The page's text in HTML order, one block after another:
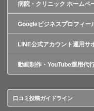
病院・クリニック ホームペ
Googleビジネスプロフィー
LINE公式アカウント運用サ
動画制作・YouTube運用代
口コミ投稿ガイドライン